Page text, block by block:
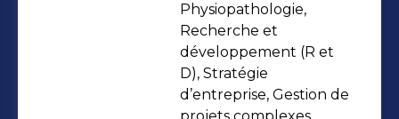
approche unique pour construire des
relations clients basées sur la
confiance, répondant avec précision à
leurs besoins spécifiques. Grâce à une
Physiopathologie,
Recherche et
développement (R et
D), Stratégie
d’entreprise, Gestion de